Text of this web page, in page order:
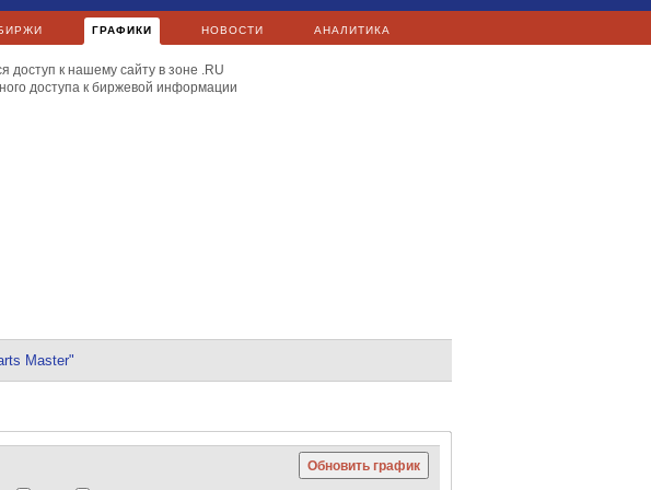
ГРАФИКИ НОВОСТИ АНАЛИТИКА
доступ к нашему сайту в зоне .RU
доступа к биржевой информации
Master"
РусГидро Сбербанк Сургутнефтегаз
Яндекс
Mail.Ru
Nikkei 225